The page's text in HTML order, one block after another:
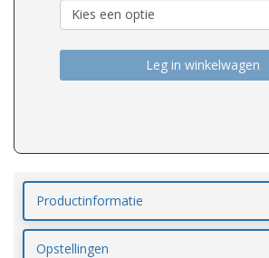
Leg in winkelwagen
Productinformatie
Opstellingen